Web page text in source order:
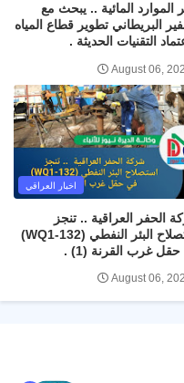
الموارد المائية .. يبحث مع
البريطاني تطوير قطاع المياه
التقنيات الحديثة .
August 06,
اخبار العراقي
الحفر العراقية .. تنجز
استصلاح البئر النفطي (WQ1-132)
غرب القرنة (1) .
August 06,